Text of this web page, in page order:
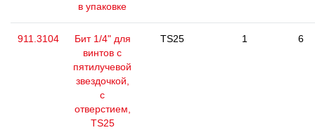
в упаковке
911.3104
Бит 1/4" для
винтов с
пятилучевой
звездочкой,
с
отверстием,
TS25
TS25 1 6